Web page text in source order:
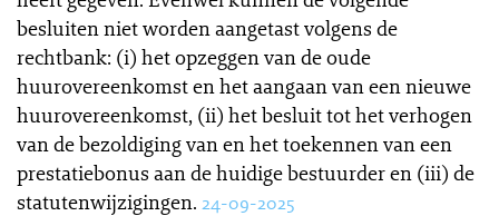
besluiten niet worden aangetast volgens de
rechtbank: (i) het opzeggen van de oude
huurovereenkomst en het aangaan van een nieuwe
huurovereenkomst, (ii) het besluit tot het verhogen
van de bezoldiging van en het toekennen van een
prestatiebonus aan de huidige bestuurder en (iii) de
statutenwijzigingen. 24-09-2025